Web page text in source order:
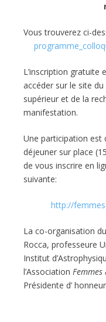
Vous trouverez ci-
L’inscription
accéder sur le site
supérieur et de la
manifestation.
Une participation est
déjeuner sur place
de vous inscrire en
suivante:
http://
La co-organisation
Rocca, professeure
Institut
l’Association Femmes
Présidente d’